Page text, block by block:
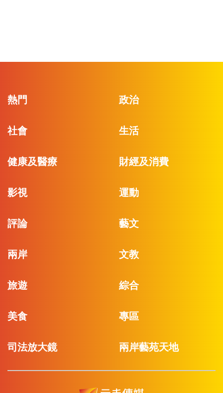
熱門 政治
社會 生活
健康及醫療 財經及消費
影視 運動
評論 藝文
兩岸 文教
旅遊 綜合
美食 專區
司法放大鏡 兩岸藝苑天地